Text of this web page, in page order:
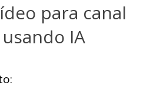
para canal
IA